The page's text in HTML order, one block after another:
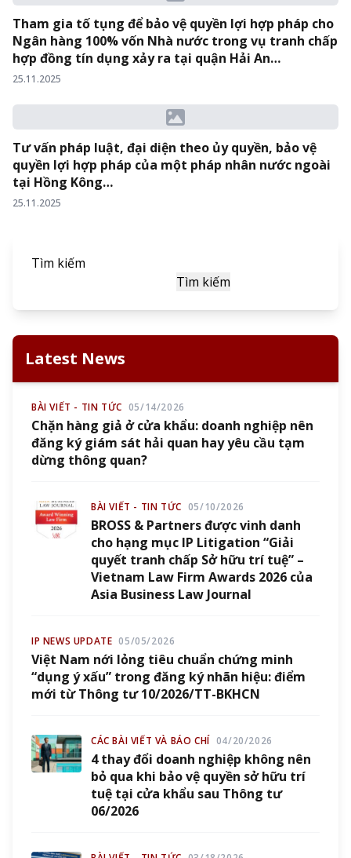
Tham gia tố tụng để bảo vệ quyền lợi hợp pháp cho
Ngân hàng 100% vốn Nhà nước trong vụ tranh chấp
hợp đồng tín dụng xảy ra tại quận Hải An…
25.11.2025
Tư vấn pháp luật, đại diện theo ủy quyền, bảo vệ
quyền lợi hợp pháp của một pháp nhân nước ngoài
tại Hồng Kông…
25.11.2025
Tìm kiếm
Tìm kiếm
Latest News
BÀI VIẾT - TIN TỨC 05/14/2026
Chặn hàng giả ở cửa khẩu: doanh nghiệp nên
đăng ký giám sát hải quan hay yêu cầu tạm
dừng thông quan?
BÀI VIẾT - TIN TỨC 05/10/2026
BROSS & Partners được vinh danh
cho hạng mục IP Litigation “Giải
quyết tranh chấp Sở hữu trí tuệ” –
Vietnam Law Firm Awards 2026 của
Asia Business Law Journal
IP NEWS UPDATE 05/05/2026
Việt Nam nới lỏng tiêu chuẩn chứng minh
“dụng ý xấu” trong đăng ký nhãn hiệu: điểm
mới từ Thông tư 10/2026/TT-BKHCN
CÁC BÀI VIẾT VÀ BÁO CHÍ 04/20/2026
4 thay đổi doanh nghiệp không nên
bỏ qua khi bảo vệ quyền sở hữu trí
tuệ tại cửa khẩu sau Thông tư
06/2026